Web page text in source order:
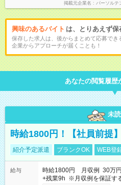
掲載元企業名 パーソルテ
興味のあるバイト は、とりあえず保
保存した求人は、後からまとめて応募でき
企業からアプローチが届くことも！
あなたの閲覧履歴
未読
時給1800円！【社員前提
紹介予定派遣 ブランクOK WEB登
給与
時給1800円 月収例 30万
+残業9h ※月収例を保証す